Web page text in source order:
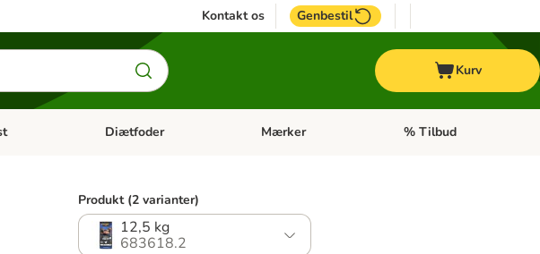
Kontakt os Genbestil
Kurv
kategori menu: FuglÅben kategori menu: Hest
Diætfoder Åben kategori menu: Diætfoder
Mærker Åben kategori menu:
% Tilbud
Produkt (2 varianter)
12,5 kg
683618.2